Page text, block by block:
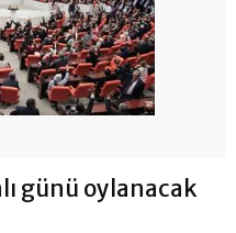
günü oylanacak